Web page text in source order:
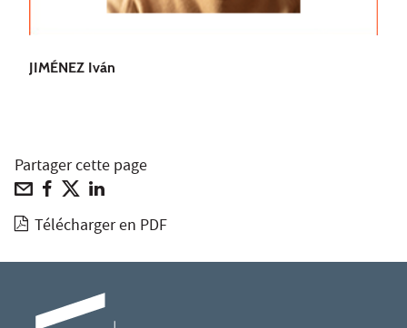
JIMÉNEZ Iván
Partager cette page
Télécharger en PDF